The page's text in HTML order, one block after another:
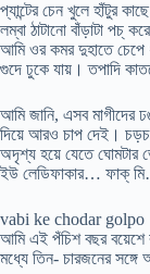
প্যান্টের চেন খুলে হাঁটুর
লম্বা ঠাটানো বাঁড়াটা পচ্
আমি ওর কমর দুহাতে চেপে
গুদে ঢুকে যায়। তপাদি
আমি জানি, এসব মাগীদের
দিয়ে আরও চাপ দেই।
অদৃশ্য হয়ে যেতে ঘোমটার
ইউ লেডিফাকার… ফাক্
vabi ke chodar golpo
আমি এই পঁচিশ বছর বয়েশে
মধ্যে তিন- চারজনের